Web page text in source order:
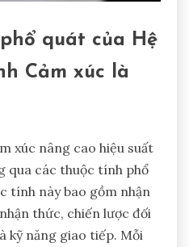
quát của Hệ
Cảm xúc là
xúc nâng cao hiệu suất
qua các thuộc tính phổ
tính này bao gồm nhận
thức, chiến lược đối
kỹ năng giao tiếp. Mỗi